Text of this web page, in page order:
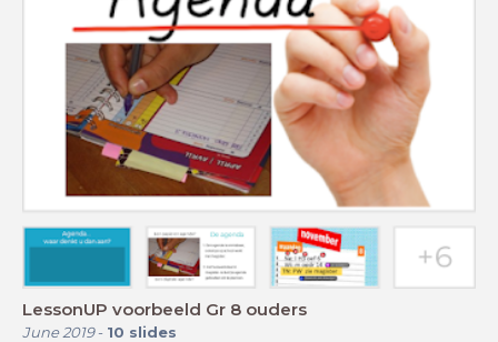
LessonUP voorbeeld Gr 8 ouders
June 2019- 10 slides